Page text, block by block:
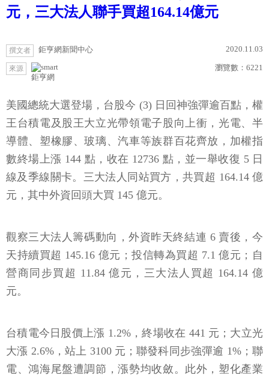
元，三大法人聯手買超164.14億元
撰文者 鉅亨網新聞中心 2020.11.03
來源
鉅亨網
瀏覽數： 6221
美國總統大選登場，台股今 (3) 日回神強彈逾百點，權
王台積電及股王大立光帶領電子股向上衝，光電、半
導體、塑橡膠、玻璃、汽車等族群百花齊放，加權指
數終場上漲 144 點，收在 12736 點，並一舉收復 5 日
線及季線關卡。三大法人同站買方，共買超 164.14 億
元，其中外資回頭大買 145 億元。
觀察三大法人籌碼動向，外資昨天終結連 6 賣後，今
天持續買超 145.16 億元；投信轉為買超 7.1 億元；自
營商同步買超 11.84 億元，三大法人買超 164.14 億
元。
台積電今日股價上漲 1.2%，終場收在 441 元；大立光
大漲 2.6%，站上 3100 元；聯發科同步強彈逾 1%；聯
電、鴻海尾盤遭調節，漲勢均收斂。此外，塑化產業